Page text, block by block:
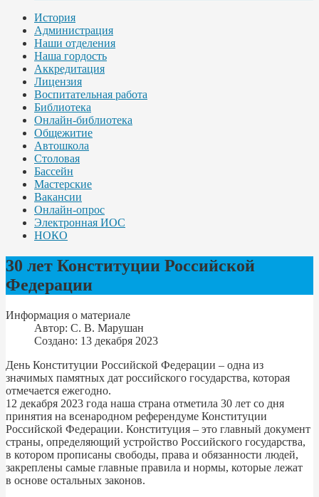
История
Администрация
Наши отделения
Наша гордость
Аккредитация
Лицензия
Воспитательная работа
Библиотека
Онлайн-библиотека
Общежитие
Автошкола
Столовая
Бассейн
Мастерские
Вакансии
Онлайн-опрос
Электронная ИОС
НОКО
30 лет Конституции Российской
Федерации
Информация о материале
Автор: С. В. Марушан
Создано: 13 декабря 2023
День Конституции Российской Федерации – одна из
значимых памятных дат российского государства, которая
отмечается ежегодно.
12 декабря 2023 года наша страна отметила 30 лет со дня
принятия на всенародном референдуме Конституции
Российской Федерации. Конституция – это главный документ
страны, определяющий устройство Российского государства,
в котором прописаны свободы, права и обязанности людей,
закреплены самые главные правила и нормы, которые лежат
в основе остальных законов.